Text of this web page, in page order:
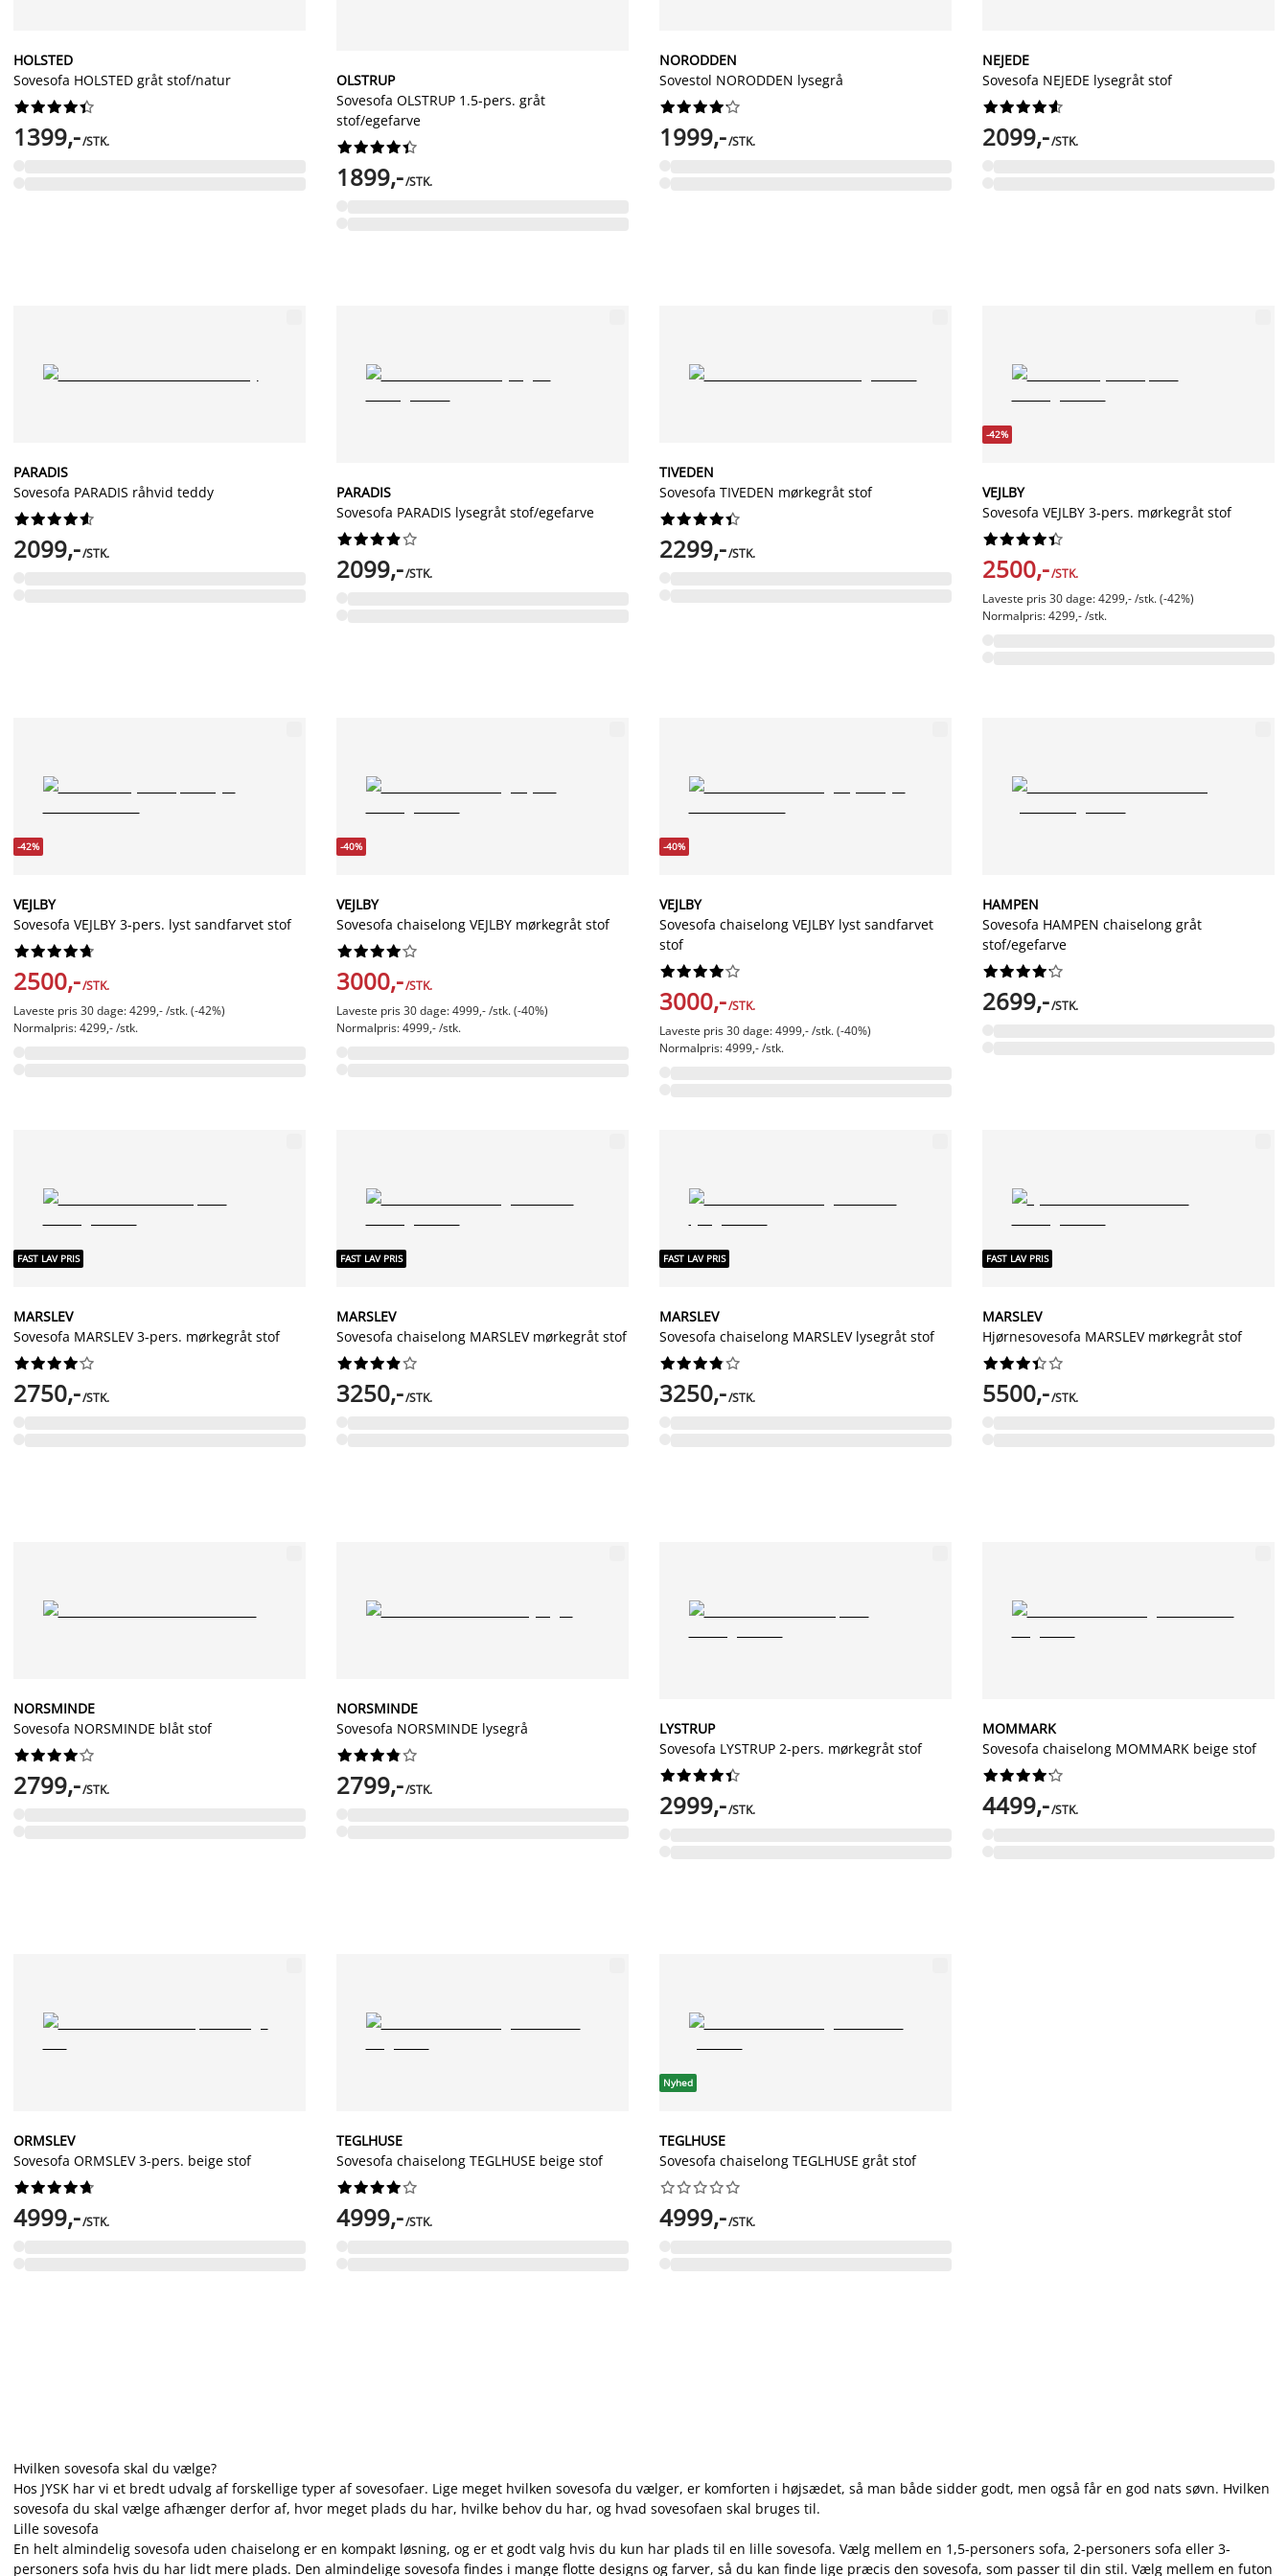
HOLSTED
Sovesofa HOLSTED gråt stof/natur






1399,-/STK.
OLSTRUP
Sovesofa OLSTRUP 1.5-pers. gråt
stof/egefarve






1899,-/STK.
NORODDEN
Sovestol NORODDEN lysegrå






1999,-/STK.
NEJEDE
Sovesofa NEJEDE lysegråt stof






2099,-/STK.
PARADIS
Sovesofa PARADIS råhvid teddy






2099,-/STK.
PARADIS
Sovesofa PARADIS lysegråt stof/egefarve






2099,-/STK.
TIVEDEN
Sovesofa TIVEDEN mørkegråt stof






2299,-/STK.
-42%
VEJLBY
Sovesofa VEJLBY 3-pers. mørkegråt stof






2500,-/STK.
Laveste pris 30 dage: 4299,- /stk. (-42%)
Normalpris: 4299,- /stk.
-42%
VEJLBY
Sovesofa VEJLBY 3-pers. lyst sandfarvet stof






2500,-/STK.
Laveste pris 30 dage: 4299,- /stk. (-42%)
Normalpris: 4299,- /stk.
-40%
VEJLBY
Sovesofa chaiselong VEJLBY mørkegråt stof






3000,-/STK.
Laveste pris 30 dage: 4999,- /stk. (-40%)
Normalpris: 4999,- /stk.
-40%
VEJLBY
Sovesofa chaiselong VEJLBY lyst sandfarvet
stof






3000,-/STK.
Laveste pris 30 dage: 4999,- /stk. (-40%)
Normalpris: 4999,- /stk.
HAMPEN
Sovesofa HAMPEN chaiselong gråt
stof/egefarve






2699,-/STK.
FAST LAV PRIS
MARSLEV
Sovesofa MARSLEV 3-pers. mørkegråt stof






2750,-/STK.
FAST LAV PRIS
MARSLEV
Sovesofa chaiselong MARSLEV mørkegråt stof






3250,-/STK.
FAST LAV PRIS
MARSLEV
Sovesofa chaiselong MARSLEV lysegråt stof






3250,-/STK.
FAST LAV PRIS
MARSLEV
Hjørnesovesofa MARSLEV mørkegråt stof






5500,-/STK.
NORSMINDE
Sovesofa NORSMINDE blåt stof






2799,-/STK.
NORSMINDE
Sovesofa NORSMINDE lysegrå






2799,-/STK.
LYSTRUP
Sovesofa LYSTRUP 2-pers. mørkegråt stof






2999,-/STK.
MOMMARK
Sovesofa chaiselong MOMMARK beige stof






4499,-/STK.
ORMSLEV
Sovesofa ORMSLEV 3-pers. beige stof






4999,-/STK.
TEGLHUSE
Sovesofa chaiselong TEGLHUSE beige stof






4999,-/STK.
Nyhed
TEGLHUSE
Sovesofa chaiselong TEGLHUSE gråt stof






4999,-/STK.
Hvilken sovesofa skal du vælge?
Hos JYSK har vi et bredt udvalg af forskellige typer af sovesofaer. Lige meget hvilken sovesofa du vælger, er komforten i højsædet, så man både sidder godt, men også får en god nats søvn. Hvilken
sovesofa du skal vælge afhænger derfor af, hvor meget plads du har, hvilke behov du har, og hvad sovesofaen skal bruges til.
Lille sovesofa
En helt almindelig sovesofa uden chaiselong er en kompakt løsning, og er et godt valg hvis du kun har plads til en lille sovesofa. Vælg mellem en 1,5-personers sofa, 2-personers sofa eller 3-
personers sofa hvis du har lidt mere plads. Den almindelige sovesofa findes i mange flotte designs og farver, så du kan finde lige præcis den sovesofa, som passer til din stil. Vælg mellem en futon